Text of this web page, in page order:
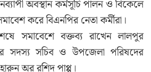
অবস্থান কর্মসূচি পালন ও বিকেলে
করে বিএনপির নেতা কর্মীরা।
সমাবেশে বক্তব্য রাখেন লালপুর
সদস্য সচিব ও উপজেলা পরিষদের
অর রশিদ পাপ্পু।